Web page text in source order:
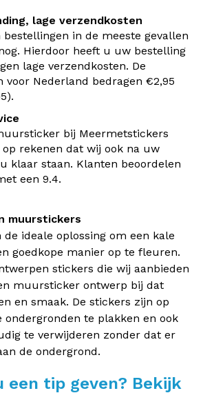
lage verzendkosten
bestellingen in de meeste gevallen
Hierdoor heeft u uw bestelling
lage verzendkosten. De
voor Nederland bedragen €2,95
bij Meermetstickers
rekenen dat wij ook na uw
klaar staan. Klanten beoordelen
een 9.4.
muurstickers
ideale oplossing om een kale
goedkope manier op te fleuren.
stickers die wij aanbieden
muursticker ontwerp bij dat
en smaak. De stickers zijn op
ondergronden te plakken en ook
te verwijderen zonder dat er
de ondergrond.
een tip geven? Bekijk